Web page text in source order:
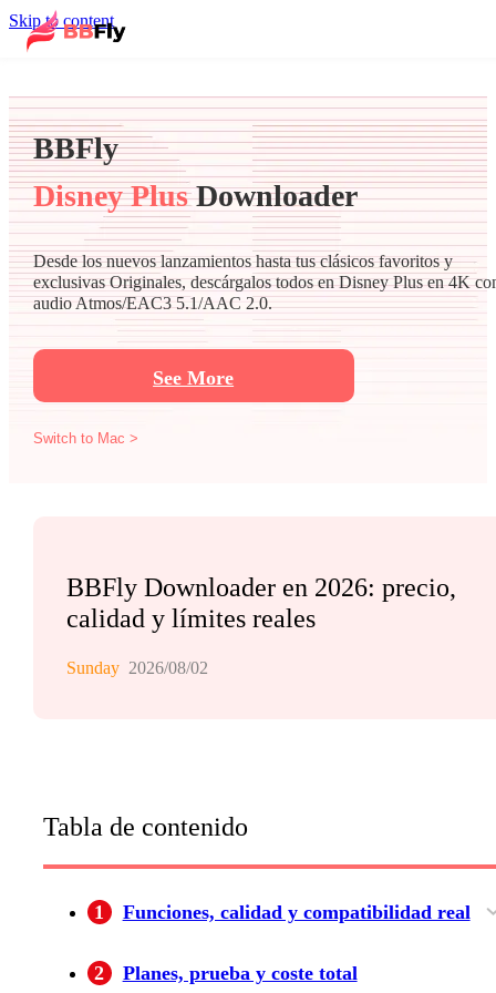
Skip to content
BBFly
Disney PlusDownloader
Desde los nuevos lanzamientos hasta tus clásicos favoritos y
exclusivas Originales, descárgalos todos en Disney Plus en 4K
audio Atmos/EAC3 5.1/AAC 2.0.
See More
Switch to Mac >
BBFly Downloader en 2026: precio,
calidad y límites reales
Sunday 2026/08/02
Tabla de contenido
1 Funciones, calidad y compatibilidad real
2 Planes, prueba y coste total